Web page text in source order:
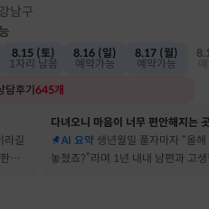
남구
8.15 (토)
1자리 남음
8.16 (일)
예약가능
8.17 (월)
예약가능
담후기 645개
라길
참
다녀오니 마음이 너무 편안해지는
AI 요약 생년월일 풀자마자 “올
놓쳤죠?”라며 1년 내내 남편과 고